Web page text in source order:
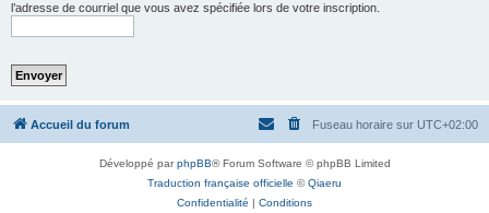
l’adresse de courriel que vous avez spécifiée lors de votre inscription.
Accueil du forum Fuseau horaire sur UTC+02:00
Développé parphpBB® Forum Software © phpBB Limited
Traduction française officielle ©Qiaeru
Confidentialité | Conditions